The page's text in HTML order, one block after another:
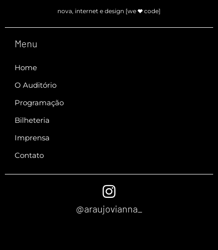
nova, internet e design [we code]
Menu
Home
O Auditório
Programação
Bilheteria
Imprensa
Contato
@araujovianna_